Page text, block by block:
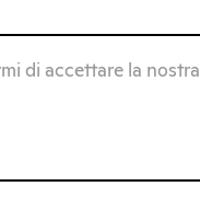
di accettare la nostra